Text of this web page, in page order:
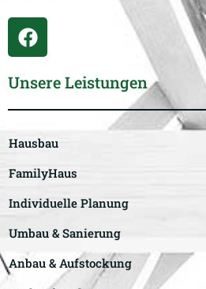
Unsere Leistungen
Hausbau
FamilyHaus
Individuelle Planung
Umbau & Sanierung
Anbau & Aufstockung